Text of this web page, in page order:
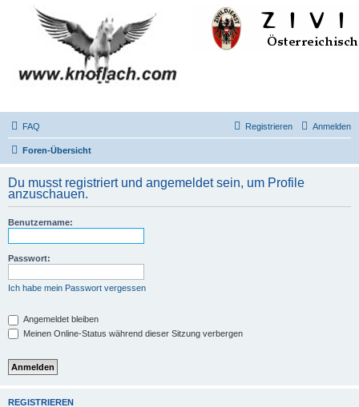
FAQ Anmelden
Registrieren
Foren-Übersicht
Du musst registriert und angemeldet sein, um Profile
anzuschauen.
Benutzername:
Passwort:
Ich habe mein Passwort vergessen
Angemeldet bleiben
Meinen Online-Status während dieser Sitzung verbergen
REGISTRIEREN